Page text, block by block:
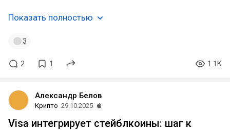
Показать полностью
3
2 1 1.1K
Александр Белов
Крипто 29.10.2025
Visa интегрирует стейблкоины: шаг к